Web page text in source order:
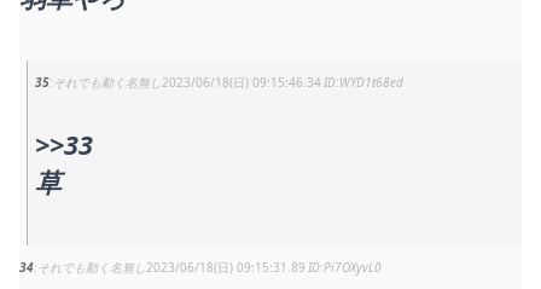
35 それでも動く名無し2023/06/18(日) 09:15:46.34 WYD1t68ed
>>33
草
34 それでも動く名無し2023/06/18(日) 09:15:31.89 Pi7OXyvL0